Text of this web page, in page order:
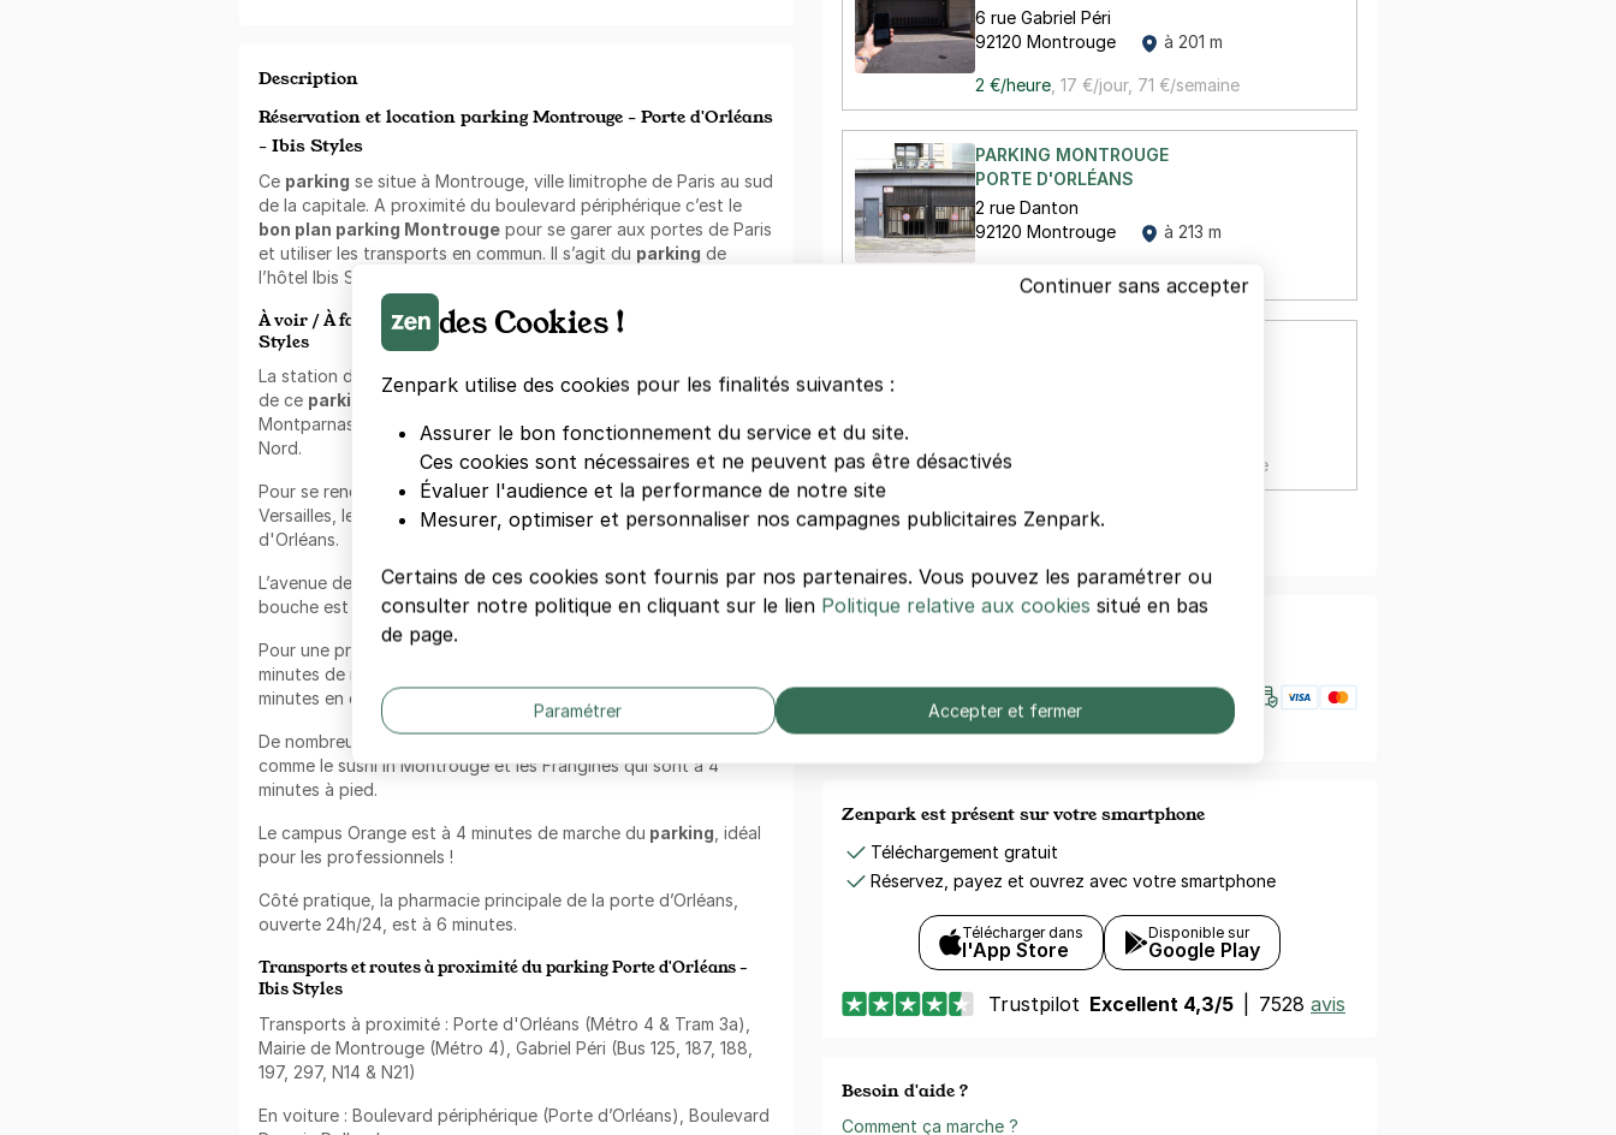
Description
Réservation et location parking Montrouge - Porte d'Orléans
- Ibis Styles
Ce parking se situe à Montrouge, ville limitrophe de Paris au sud
de la capitale. A proximité du boulevard périphérique c’est le
bon plan parking Montrouge pour se garer aux portes de Paris
et utiliser les transports en commun. Il s’agit du parking de
l’hôtel Ibis Styles Paris Porte d’Orléans.
À voir / À faire à proximité du parking Porte d'Orléans - Ibis
Styles
La station de métro Porte d’Orléans est à 6 minutes de marche
de ce parking Montrouge
. Le métro 4 dessert les stations
Montparnasse-Bienvenüe, Châtelet, Gare de l’Est et Gare du
Nord.
Pour se rendre au Stade Charléty ou encore à Porte de
Versailles, le tram 3a est également accessible depuis la porte
d'Orléans.
L’avenue de la République avec ses nombreux commerces de
bouche est à 10 minutes de marche duparking.
Pour une promenade, le square du Serment de Koufra est à 5
minutes de marche du
minutes en empruntant le Boulevard Romain Rolland.
De nombreux restaurants sont à proximité de ce
comme le sushi In Montrouge et les Frangines qui sont à 4
minutes à pied.
Le campus Orange est à 4 minutes de marche du parking, idéal
pour les professionnels !
Côté pratique, la pharmacie principale de la porte d’Orléans,
ouverte 24h/24, est à 6 minutes.
Transports et routes à proximité du parking Porte d'Orléans -
Ibis Styles
Transports à proximité : Porte d'Orléans (Métro 4 & Tram 3a),
Mairie de Montrouge (Métro 4), Gabriel Péri (Bus 125, 187, 188,
197, 297, N14 & N21)
En voiture : Boulevard périphérique (Porte d’Orléans), Boulevard
6 rue Gabriel Péri
92120 Montrouge
à 201 m
2 €/heure 17 €/jour, 71 €/semaine
PARKING MONTROUGE
PORTE D'ORLÉANS
2 rue Danton
92120 Montrouge
à 213 m
21 €/jour 86 €/semaine
2,50 €/heure 86 €/semaine
Voir plus
Annulation gratuite
(Sous conditions)
Zenpark est présent sur votre smartphone
Téléchargement gratuit
Réservez, payez et ouvrez avec votre smartphone
Télécharger dans
l'App Store
Disponible sur
Google Play
Trustpilot Excellent 4,3/5 7528 avis
Besoin d'aide ?
Comment ça marche ?
Continuer sans accepter
des Cookies !
Zenpark utilise des cookies pour les finalités suivantes :
Assurer le bon fonctionnement du service et du site.
Ces cookies sont nécessaires et ne peuvent pas être désactivés
Évaluer l'audience et la performance de notre site
Mesurer, optimiser et personnaliser nos campagnes publicitaires Zenpark.
Certains de ces cookies sont fournis par nos partenaires. Vous pouvez les paramétrer ou
consulter notre politique en cliquant sur le lien Politique relative aux cookies situé en bas
de page.
Paramétrer Accepter et fermer